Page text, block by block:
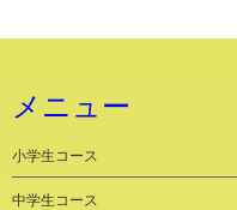
メニュー
小学生コース
中学生コース